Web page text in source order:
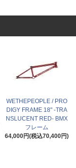
WETHEPEOPLE / PRO
DIGY FRAME 18" -TRA
NSLUCENT RED- BMX
フレーム
64,000円(税込70,400円)